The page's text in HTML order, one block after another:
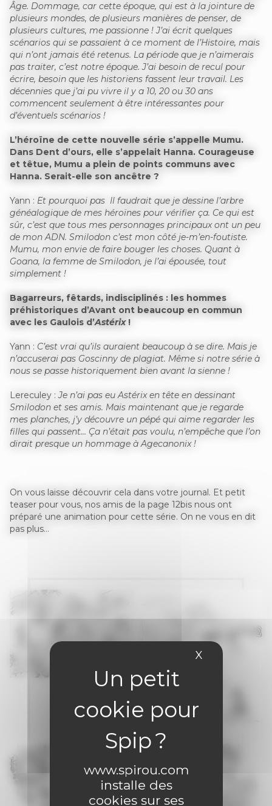
www.spirou.com
installe des
cookies sur ses
X Masquer le
Âge. Dommage, car cette époque, qui est à la jointure de
plusieurs mondes, de plusieurs manières de penser, de
plusieurs cultures, me passionne ! J’ai écrit quelques
scénarios qui se passaient à ce moment de l’Histoire, mais
qui n’ont jamais été retenus. La période que je n’aimerais
pas traiter, c’est notre époque. J’ai besoin de recul pour
écrire, besoin que les historiens fassent leur travail. Les
décennies que j’ai pu vivre il y a 10, 20 ou 30 ans
commencent seulement à être intéressantes pour
d’éventuels scénarios !
L’héroïne de cette nouvelle série s’appelle Mumu.
Dans Dent d’ours, elle s’appelait Hanna. Courageuse
et têtue, Mumu a plein de points communs avec
Hanna. Serait-elle son ancêtre ?
Yann : Et pourquoi pas Il faudrait que je dessine l’arbre
généalogique de mes héroïnes pour vérifier ça. Ce qui est
sûr, c’est que tous mes personnages principaux ont un peu
de mon ADN. Smilodon c’est mon côté je-m’en-foutiste.
Mumu, mon envie de faire bouger les choses. Quant à
Goana, la femme de Smilodon, je l’ai épousée, tout
simplement !
Bagarreurs, fêtards, indisciplinés : les hommes
préhistoriques d’Avant ont beaucoup en commun
avec les Gaulois d’Astérix!
Yann : C’est vrai qu’ils auraient beaucoup à se dire. Mais je
n’accuserai pas Goscinny de plagiat. Même si notre série à
nous se passe historiquement bien avant la sienne !
Lereculey :Je n’ai pas euAstérixen tête en dessinant
Smilodon et ses amis. Mais maintenant que je regarde
mes planches, j’y découvre un pépé qui aime regarder les
filles qui passent… Ça n’était pas voulu, n’empêche que l’on
dirait presque un hommage à Agecanonix !
On vous laisse découvrir cela dans votre journal. Et petit
teaser pour vous, nos amis de la page 12bis nous ont
préparé une animation pour cette série. On ne vous en dit
pas plus…